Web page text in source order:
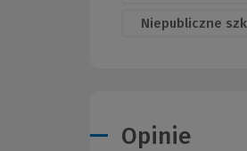
Niepubliczne
Opinie